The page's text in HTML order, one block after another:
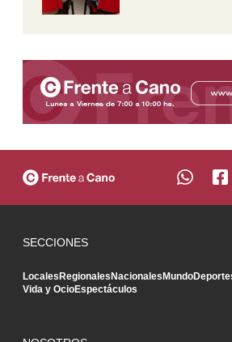
SECCIONES
LocalesRegionalesNacionalesMundo
Vida y OcioEspectáculos